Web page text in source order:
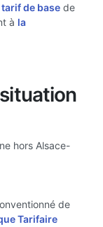
tarif de basede
à la
hors Alsace-
de
Tarifaire